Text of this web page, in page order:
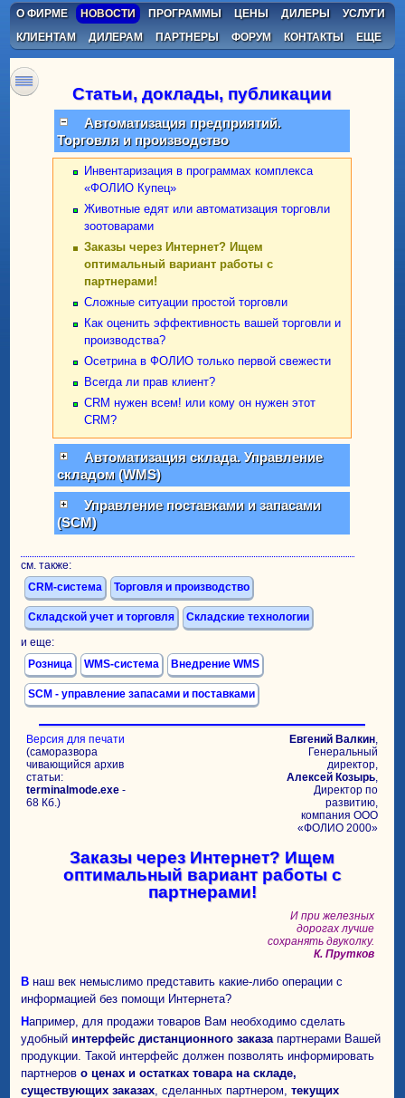
О ФИРМЕ НОВОСТИ ПРОГРАММЫ ЦЕНЫ ДИЛЕРЫ
УСЛУГИ
КЛИЕНТАМ
ДИЛЕРАМ ПАРТНЕРЫ ФОРУМ КОНТАКТЫ ЕЩЕ
Статьи, доклады, публикации
Автоматизация предприятий.
Торговля и производство
Инвентаризация в программах комплекса
«ФОЛИО Купец»
Животные едят или автоматизация торговли
зоотоварами
Заказы через Интернет? Ищем
оптимальный вариант работы с
партнерами!
Сложные ситуации простой торговли
Как оценить эффективность вашей торговли и
производства?
Осетрина в ФОЛИО только первой свежести
Всегда ли прав клиент?
CRM нужен всем! или кому он нужен этот
CRM?
Автоматизация склада. Управление
складом (WMS)
Управление поставками и запасами
(SCM)
см. также:
CRM-система
Торговля и производство
Складской учет и торговля
Складские технологии
и еще:
Розница
WMS-система Внедрение WMS
SCM - управление запасами и поставками
Евгений Валкин,
Генеральный
директор,
Алексей Козырь,
Директор по
развитию,
компания ООО
«ФОЛИО 2000»
Версия для печати
(саморазвора
чивающийся архив
статьи:
terminalmode.exe -
68 Кб.)
Заказы через Интернет? Ищем
оптимальный вариант работы с
партнерами!
И при железных
дорогах лучше
сохранять двуколку.
К. Прутков
В наш век немыслимо представить какие-либо операции с
информацией без помощи Интернета?
Например, для продажи товаров Вам необходимо сделать
удобныйинтерфейс дистанционного заказапартнерами Вашей
продукции. Такой интерфейс должен позволять информировать
партнерово ценах и остатках товара на складе,
существующих заказах, сделанных партнером,текущих